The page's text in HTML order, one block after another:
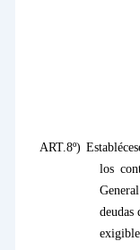
ART.8º)
los
General
deudas